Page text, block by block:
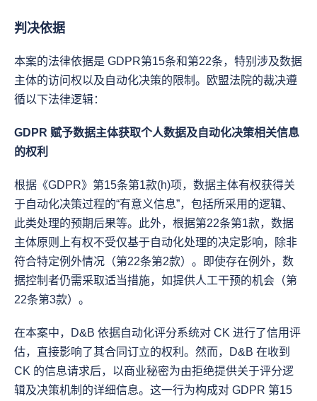
判决依据
本案的法律依据是 GDPR第15条和第22条，特别涉及数据
主体的访问权以及自动化决策的限制。欧盟法院的裁决遵
循以下法律逻辑：
GDPR 赋予数据主体获取个人数据及自动化决策相关信息
的权利
根据《GDPR》第15条第1款(h)项，数据主体有权获得关
于自动化决策过程的“有意义信息”，包括所采用的逻辑、
此类处理的预期后果等。此外，根据第22条第1款，数据
主体原则上有权不受仅基于自动化处理的决定影响，除非
符合特定例外情况（第22条第2款）。即使存在例外，数
据控制者仍需采取适当措施，如提供人工干预的机会（第
22条第3款）。
在本案中，D&B 依据自动化评分系统对 CK 进行了信用评
估，直接影响了其合同订立的权利。然而，D&B 在收到
CK 的信息请求后，以商业秘密为由拒绝提供关于评分逻
辑及决策机制的详细信息。这一行为构成对 GDPR 第15